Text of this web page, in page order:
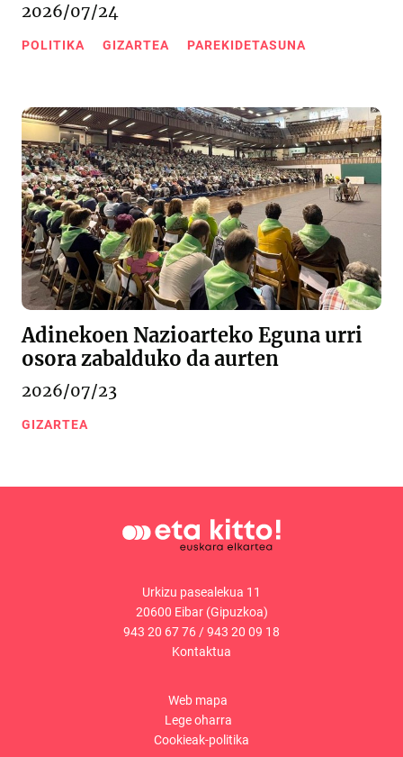
2026/07/24
POLITIKA GIZARTEA PAREKIDETASUNA
Adinekoen Nazioarteko Eguna urri
osora zabalduko da aurten
2026/07/23
GIZARTEA
Urkizu pasealekua 11
20600 Eibar (Gipuzkoa)
943 20 67 76/943 20 09 18
Kontaktua
Web mapa
Lege oharra
Cookieak-politika